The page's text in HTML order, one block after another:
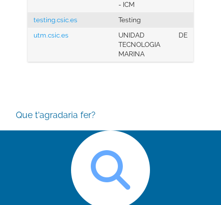
- ICM
testing.csic.es
Testing
utm.csic.es
UNIDAD DE
TECNOLOGIA
MARINA
Que t'agradaria fer?